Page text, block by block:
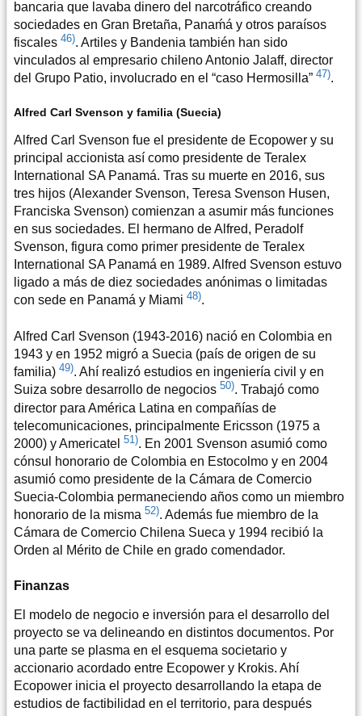
bancaria que lavaba dinero del narcotráfico creando
sociedades en Gran Bretaña, Panaḿá y otros paraísos
fiscales 46). Artiles y Bandenia también han sido
vinculados al empresario chileno Antonio Jalaff, director
del Grupo Patio, involucrado en el “caso Hermosilla” 47).
Alfred Carl Svenson y familia (Suecia)
Alfred Carl Svenson fue el presidente de Ecopower y su
principal accionista así como presidente de Teralex
International SA Panamá. Tras su muerte en 2016, sus
tres hijos (Alexander Svenson, Teresa Svenson Husen,
Franciska Svenson) comienzan a asumir más funciones
en sus sociedades. El hermano de Alfred, Peradolf
Svenson, figura como primer presidente de Teralex
International SA Panamá en 1989. Alfred Svenson estuvo
ligado a más de diez sociedades anónimas o limitadas
con sede en Panamá y Miami 48).
Alfred Carl Svenson (1943-2016) nació en Colombia en
1943 y en 1952 migró a Suecia (país de origen de su
familia) 49). Ahí realizó estudios en ingeniería civil y en
Suiza sobre desarrollo de negocios 50). Trabajó como
director para América Latina en compañías de
telecomunicaciones, principalmente Ericsson (1975 a
2000) y Americatel 51). En 2001 Svenson asumió como
cónsul honorario de Colombia en Estocolmo y en 2004
asumió como presidente de la Cámara de Comercio
Suecia-Colombia permaneciendo años como un miembro
honorario de la misma 52). Además fue miembro de la
Cámara de Comercio Chilena Sueca y 1994 recibió la
Orden al Mérito de Chile en grado comendador.
Finanzas
El modelo de negocio e inversión para el desarrollo del
proyecto se va delineando en distintos documentos. Por
una parte se plasma en el esquema societario y
accionario acordado entre Ecopower y Krokis. Ahí
Ecopower inicia el proyecto desarrollando la etapa de
estudios de factibilidad en el territorio, para después